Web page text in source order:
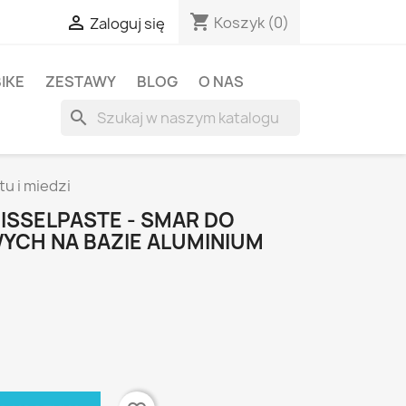
 Zaloguj się shopping_cart Koszyk (0)
ZESTAWY BLOG O NAS
search
i miedzi
- SMAR DO
NA BAZIE ALUMINIUM